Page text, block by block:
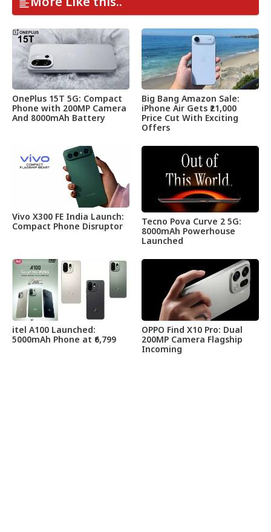
More Like this..
OnePlus 15T 5G: Compact
Phone with 200MP Camera
And 8000mAh Battery
Big Bang Amazon Sale:
iPhone Air Gets ₹21,000
Price Cut With Exciting
Offers
Vivo X300 FE India Launch:
Compact Phone Disruptor
Tecno Pova Curve 2 5G:
8000mAh Powerhouse
Launched
itel A100 Launched:
5000mAh Phone at ₹6,799
OPPO Find X10 Pro: Dual
200MP Camera Flagship
Incoming